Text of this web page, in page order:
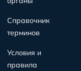
Справочник
терминов
Условия и
правила